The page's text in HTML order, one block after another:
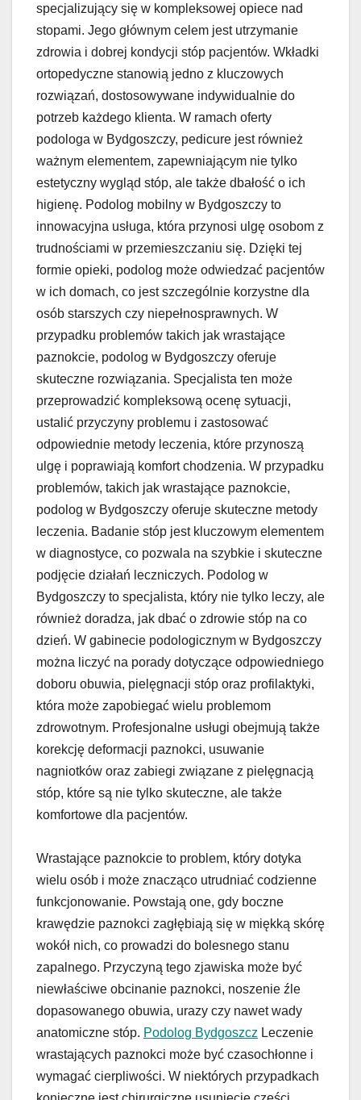
specjalizujący się w kompleksowej opiece nad
stopami. Jego głównym celem jest utrzymanie
zdrowia i dobrej kondycji stóp pacjentów. Wkładki
ortopedyczne stanowią jedno z kluczowych
rozwiązań, dostosowywane indywidualnie do
potrzeb każdego klienta. W ramach oferty
podologa w Bydgoszczy, pedicure jest również
ważnym elementem, zapewniającym nie tylko
estetyczny wygląd stóp, ale także dbałość o ich
higienę. Podolog mobilny w Bydgoszczy to
innowacyjna usługa, która przynosi ulgę osobom z
trudnościami w przemieszczaniu się. Dzięki tej
formie opieki, podolog może odwiedzać pacjentów
w ich domach, co jest szczególnie korzystne dla
osób starszych czy niepełnosprawnych. W
przypadku problemów takich jak wrastające
paznokcie, podolog w Bydgoszczy oferuje
skuteczne rozwiązania. Specjalista ten może
przeprowadzić kompleksową ocenę sytuacji,
ustalić przyczyny problemu i zastosować
odpowiednie metody leczenia, które przynoszą
ulgę i poprawiają komfort chodzenia. W przypadku
problemów, takich jak wrastające paznokcie,
podolog w Bydgoszczy oferuje skuteczne metody
leczenia. Badanie stóp jest kluczowym elementem
w diagnostyce, co pozwala na szybkie i skuteczne
podjęcie działań leczniczych. Podolog w
Bydgoszczy to specjalista, który nie tylko leczy, ale
również doradza, jak dbać o zdrowie stóp na co
dzień. W gabinecie podologicznym w Bydgoszczy
można liczyć na porady dotyczące odpowiedniego
doboru obuwia, pielęgnacji stóp oraz profilaktyki,
która może zapobiegać wielu problemom
zdrowotnym. Profesjonalne usługi obejmują także
korekcję deformacji paznokci, usuwanie
nagniotków oraz zabiegi związane z pielęgnacją
stóp, które są nie tylko skuteczne, ale także
komfortowe dla pacjentów.
Wrastające paznokcie to problem, który dotyka
wielu osób i może znacząco utrudniać codzienne
funkcjonowanie. Powstają one, gdy boczne
krawędzie paznokci zagłębiają się w miękką skórę
wokół nich, co prowadzi do bolesnego stanu
zapalnego. Przyczyną tego zjawiska może być
niewłaściwe obcinanie paznokci, noszenie źle
dopasowanego obuwia, urazy czy nawet wady
anatomiczne stóp. Podolog Bydgoszcz Leczenie
wrastających paznokci może być czasochłonne i
wymagać cierpliwości. W niektórych przypadkach